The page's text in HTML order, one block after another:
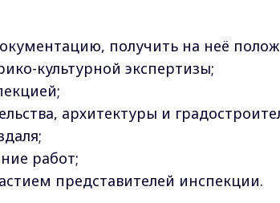
получить на неё
культурной экспертизы;
архитектуры и
работ;
представителей инспекции.